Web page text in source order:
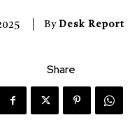
By Desk Report
Share